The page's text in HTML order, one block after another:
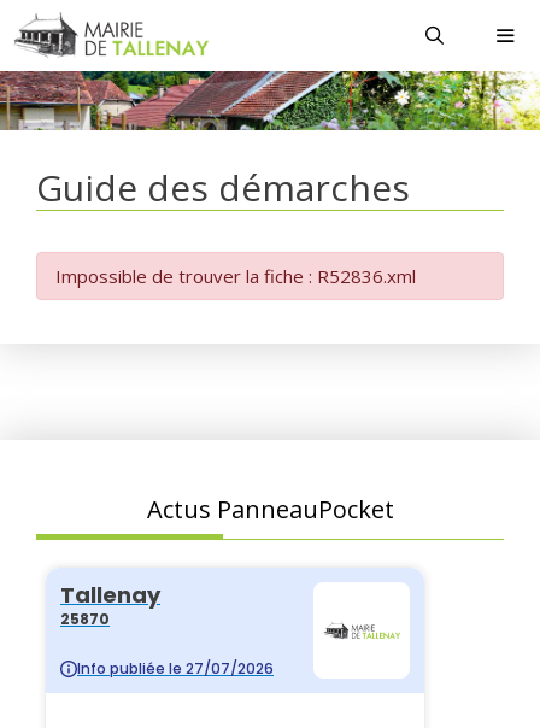
Aller
au
contenu
Guide des démarches
Impossible de trouver la fiche : R52836.xml
Actus PanneauPocket